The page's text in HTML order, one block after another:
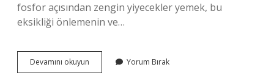
fosfor açısından zengin yiyecekler yemek, bu
eksikliği önlemenin ve…
Devamını okuyun
Fosfor
Yorum Bırak